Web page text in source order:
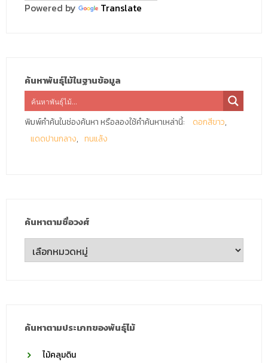
Powered by Translate
ค้นหาพันธุ์ไม้ในฐานข้อมูล
พิมพ์คำค้นในช่องค้นหา หรือลองใช้คำค้นหาเหล่านี้:
ดอกสีขาว
แดดปานกลาง
ทนแล้ง
ค้นหาตามชื่อวงศ์
ค้นหา
ตาม
ค้นหาตามประเภทของพันธุ์ไม้
ไม้คลุมดิน